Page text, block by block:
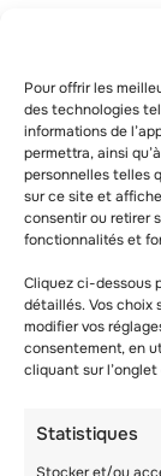
Pour offrir les
des technologies
informations de
permettra, ainsi
personnelles telles
sur ce site et
consentir ou retirer
fonctionnalités et
Cliquez ci-dessous
détaillés. Vos choix
modifier vos
consentement, en
cliquant sur
Statistiques